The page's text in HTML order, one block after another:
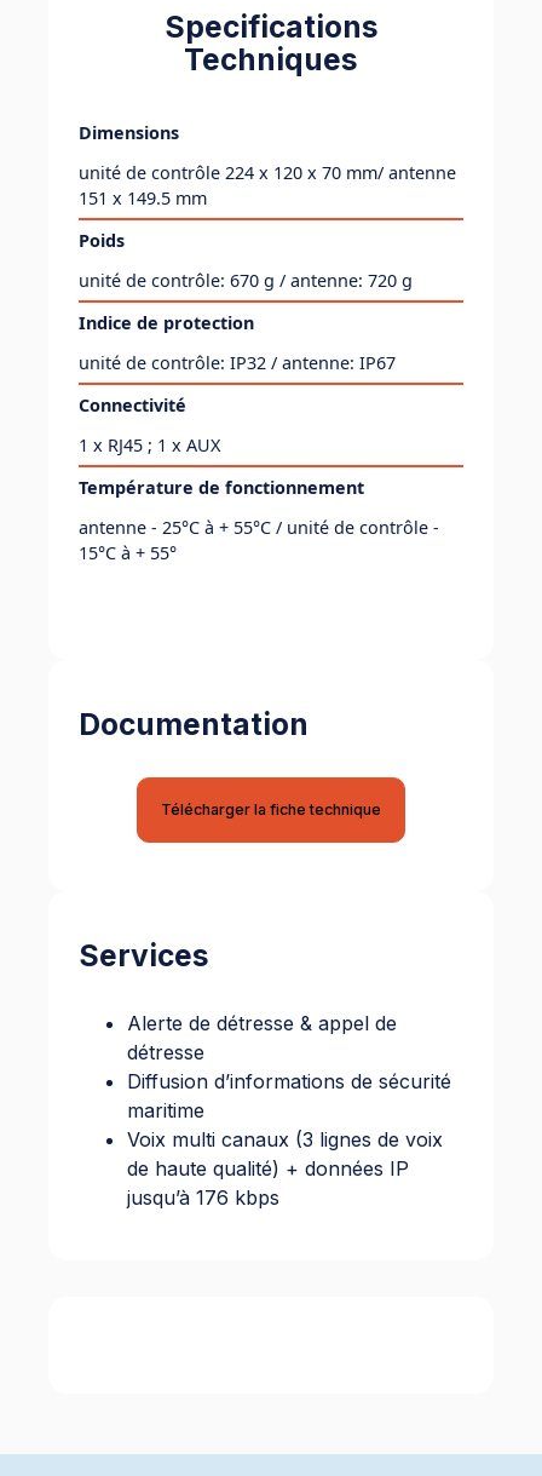
Specifications
Techniques
Dimensions
unité de contrôle 224 x 120 x 70 mm/ antenne
151 x 149.5 mm
Poids
unité de contrôle: 670 g / antenne: 720 g
Indice de protection
unité de contrôle: IP32 / antenne: IP67
Connectivité
1 x RJ45 ; 1 x AUX
Température de fonctionnement
antenne - 25°C à + 55°C / unité de contrôle -
15°C à + 55°
Documentation
Télécharger la fiche technique
Services
Alerte de détresse & appel de
détresse
Diffusion d’informations de sécurité
maritime
Voix multi canaux (3 lignes de voix
de haute qualité) + données IP
jusqu’à 176 kbps